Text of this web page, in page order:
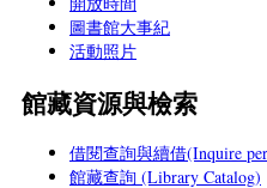
圖書館大事紀
活動照片
館藏資源與檢索
借閱查詢與續借(Inquire
館藏查詢 (Library Catalog)